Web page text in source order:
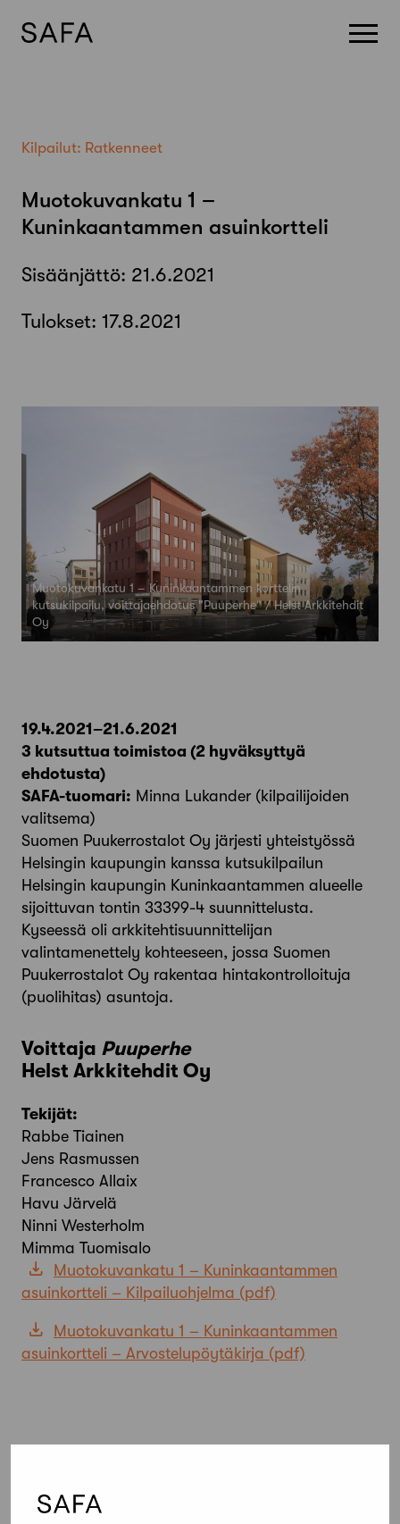
Kilpailut: Ratkenneet
Muotokuvankatu 1 –
Kuninkaantammen asuinkortteli
Sisäänjättö: 21.6.2021
Tulokset: 17.8.2021
Muotokuvankatu 1 – Kuninkaantammen korttelin
kutsukilpailu, voittajaehdotus "Puuperhe" / Helst Arkkitehdit
Oy
19.4.2021–21.6.2021
3 kutsuttua toimistoa (2 hyväksyttyä
ehdotusta)
SAFA-tuomari: Minna Lukander (kilpailijoiden
valitsema)
Suomen Puukerrostalot Oy järjesti yhteistyössä
Helsingin kaupungin kanssa kutsukilpailun
Helsingin kaupungin Kuninkaantammen alueelle
sijoittuvan tontin 33399-4 suunnittelusta.
Kyseessä oli arkkitehtisuunnittelijan
valintamenettely kohteeseen, jossa Suomen
Puukerrostalot Oy rakentaa hintakontrolloituja
(puolihitas) asuntoja.
Voittaja Puuperhe
Helst Arkkitehdit Oy
Tekijät:
Rabbe Tiainen
Jens Rasmussen
Francesco Allaix
Havu Järvelä
Ninni Westerholm
Mimma Tuomisalo
Muotokuvankatu 1 – Kuninkaantammen
asuinkortteli – Kilpailuohjelma
Muotokuvankatu 1 – Kuninkaantammen
asuinkortteli – Arvostelupöytäkirja